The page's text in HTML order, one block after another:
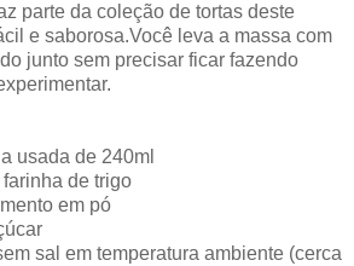
parte da coleção de tortas deste
e saborosa.Você leva a massa com
junto sem precisar ficar fazendo
usada de 240ml
de trigo
em pó
sal em temperatura ambiente (cerca